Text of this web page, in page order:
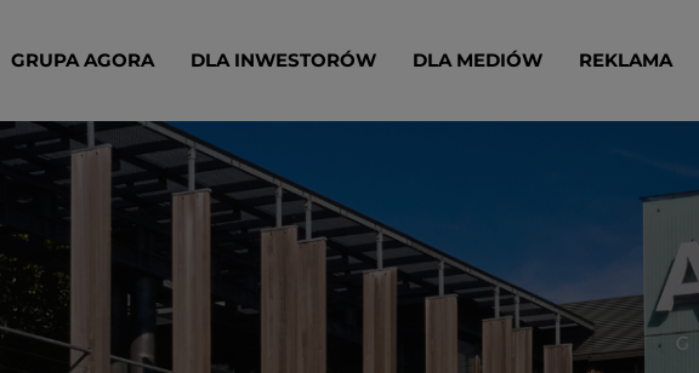
GRUPA AGORA DLA INWESTORÓW DLA MEDIÓW REKLAMA